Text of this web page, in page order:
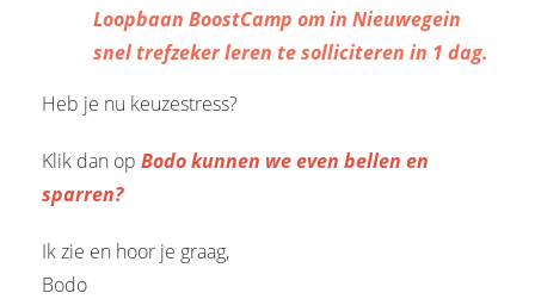
Loopbaan BoostCamp om in Nieuwegein
snel trefzeker leren te solliciteren in 1 dag.
Heb je nu keuzestress?
Klik dan op Bodo kunnen we even bellen en
sparren?
Ik zie en hoor je graag,
Bodo